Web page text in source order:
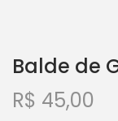
Balde de
R$ 45,00